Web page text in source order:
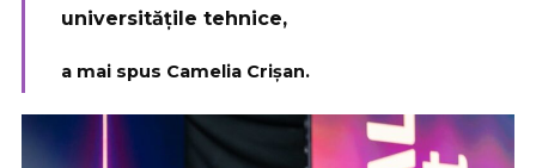
universitățile tehnice,
a mai spus Camelia Crișan.